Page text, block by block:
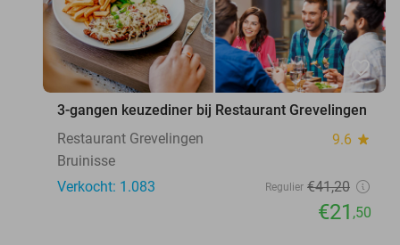
favorite_border
3-gangen keuzediner bij Restaurant Grevelingen
Restaurant Grevelingen
9.6 star
Bruinisse
Verkocht: 1.083
Regulier €41,20
€21 ,50